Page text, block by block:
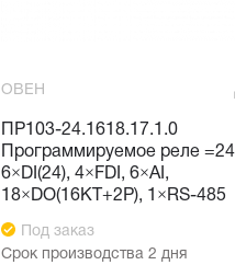
ОВЕН
ПР103-24.1618.17.1.0
Программируемое реле
6×DI(24), 4×FDI, 6×AI,
18×DO(16KT+2P), 1×RS-485
Под заказ
Срок производства 2 дня